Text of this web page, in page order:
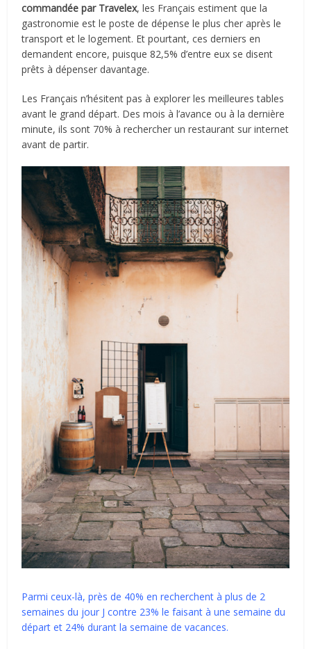
commandée par Travelex, les Français estiment que la
gastronomie est le poste de dépense le plus cher après le
transport et le logement. Et pourtant, ces derniers en
demandent encore, puisque 82,5% d’entre eux se disent
prêts à dépenser davantage.
Les Français n’hésitent pas à explorer les meilleures tables
avant le grand départ. Des mois à l’avance ou à la dernière
minute, ils sont 70% à rechercher un restaurant sur internet
avant de partir.
Parmi ceux-là, près de 40% en recherchent à plus de 2
semaines du jour J contre 23% le faisant à une semaine du
départ et 24% durant la semaine de vacances.